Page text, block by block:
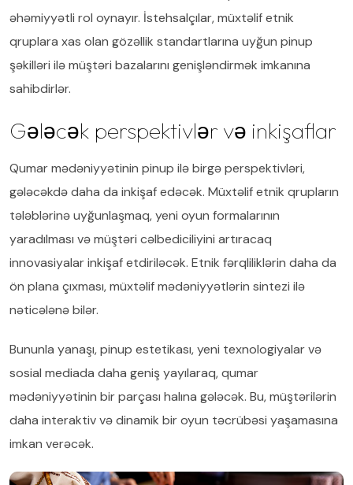
əhəmiyyətli rol oynayır. İstehsalçılar, müxtəlif etnik
qruplara xas olan gözəllik standartlarına uyğun pinup
şəkilləri ilə müştəri bazalarını genişləndirmək imkanına
sahibdirlər.
Gələcək perspektivlər və inkişaflar
Qumar mədəniyyətinin pinup ilə birgə perspektivləri,
gələcəkdə daha da inkişaf edəcək. Müxtəlif etnik qrupların
tələblərinə uyğunlaşmaq, yeni oyun formalarının
yaradılması və müştəri cəlbediciliyini artıracaq
innovasiyalar inkişaf etdiriləcək. Etnik fərqliliklərin daha da
ön plana çıxması, müxtəlif mədəniyyətlərin sintezi ilə
nəticələnə bilər.
Bununla yanaşı, pinup estetikası, yeni texnologiyalar və
sosial mediada daha geniş yayılaraq, qumar
mədəniyyətinin bir parçası halına gələcək. Bu, müştərilərin
daha interaktiv və dinamik bir oyun təcrübəsi yaşamasına
imkan verəcək.